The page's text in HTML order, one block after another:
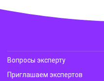
Вопросы эксперту
Приглашаем экспертов